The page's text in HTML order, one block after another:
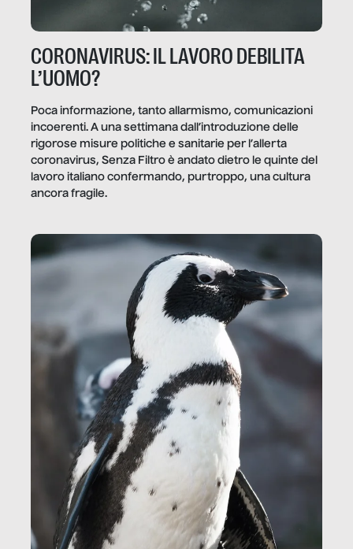
CORONAVIRUS: IL LAVORO DEBILITA
L’UOMO?
Poca informazione, tanto allarmismo, comunicazioni
incoerenti. A una settimana dall’introduzione delle
rigorose misure politiche e sanitarie per l’allerta
coronavirus, Senza Filtro è andato dietro le quinte del
lavoro italiano confermando, purtroppo, una cultura
ancora fragile.